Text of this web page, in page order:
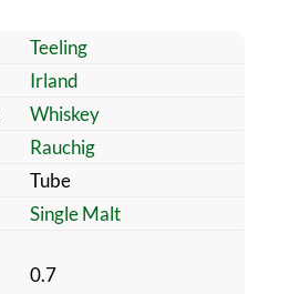
Teeling
Irland
Whiskey
Rauchig
Tube
Single Malt
0.7